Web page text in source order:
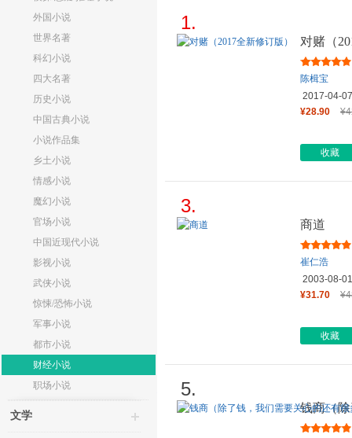
外国小说
世界名著
科幻小说
四大名著
历史小说
中国古典小说
小说作品集
乡土小说
情感小说
魔幻小说
官场小说
中国近现代小说
影视小说
武侠小说
惊悚/恐怖小说
军事小说
都市小说
财经小说
职场小说
文学
1.
对赌（
陈楫宝
2017-04-07
¥28.90
收藏
3.
商道
崔仁浩
2003-08-01
¥31.70
收藏
5.
钱商（
多）